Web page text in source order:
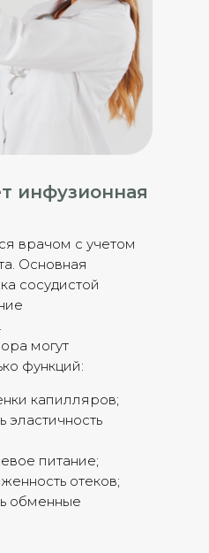
инфузионная
врачом с учетом
Основная
сосудистой
могут
функций:
капилляров;
эластичность
питание;
отеков;
обменные